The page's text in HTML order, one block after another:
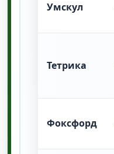
Умскул
Тетрика
Фоксфорд